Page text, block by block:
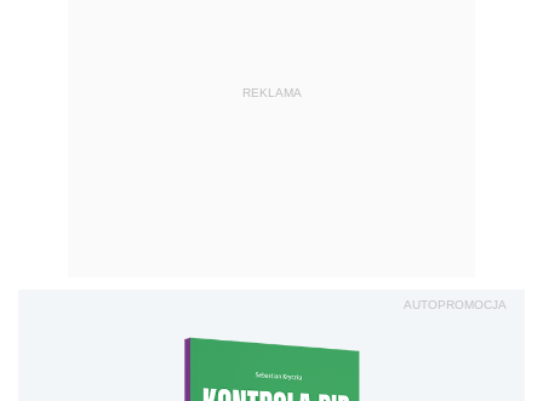
REKLAMA
AUTOPROMOCJA